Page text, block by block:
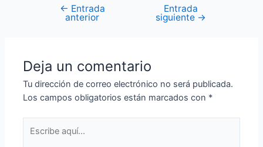
Navegación
← Entrada
anterior
Entrada
siguiente →
Deja un comentario
Tu dirección de correo electrónico no será publicada.
Los campos obligatorios están marcados con *
aquí...